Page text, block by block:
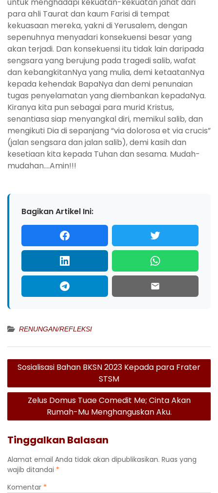
untuk menghadapi kekuatan-kekuatan jahat dari
para ahli Taurat dan kaum Farisi di tempat
kekuasaan mereka, yakni di Yerusalem, dengan
sepenuhnya menyadari konsekuensi besar yang
akan terjadi. Dan konsekuensi itu tidak lain daripada
sengsara yang berujung pada tragedi salib, wafat
dan kebangkitanNya yang mulia, demi ketaatanNya
kepada kehendak BapaNya dan demi penunaian
tugas penyelamatan yang diembankan kepadaNya.
Kiranya kita pun sebagai para murid Kristus,
senantiasa siap menyangkal diri, memikul salib, dan
mengikuti Dia di sepanjang “via dolorosa et via crucis”
(jalan sengsara dan jalan salib), demi kasih dan
kesetiaan kita kepada Tuhan dan sesama. Mudah-
mudahan….Amin!!!
Bagikan Artikel Ini:
RENUNGAN/REFLEKSI
Navigasi
Sosialisasi Bahan BKSN 2023 Kepada para Frater
STSM
Zelus Domus Tuae Comedit Me; Cinta Akan
Rumah-Mu Menghanguskan Aku.
Tinggalkan Balasan
Alamat email Anda tidak akan dipublikasikan. Ruas yang
wajib ditandai *
Komentar *